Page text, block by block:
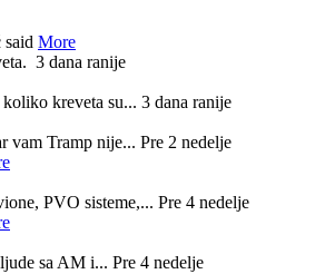
More
3 dana ranije
kreveta su... 3 dana ranije
vam Tramp nije... Pre 2 nedelje
PVO sisteme,... Pre 4 nedelje
sa AM i... Pre 4 nedelje